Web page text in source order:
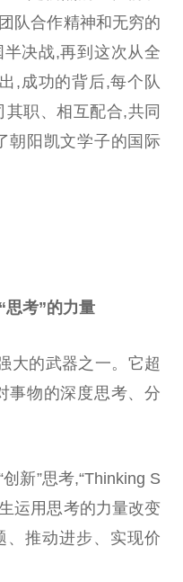
队合作精神和无穷的
决战,再到这次从全
,成功的背后,每个队
其职、相互配合,共同
朝阳凯文学子的国际
考”的力量
大的武器之一。它超
事物的深度思考、分
新”思考,“Thinking S
运用思考的力量改变
、推动进步、实现价